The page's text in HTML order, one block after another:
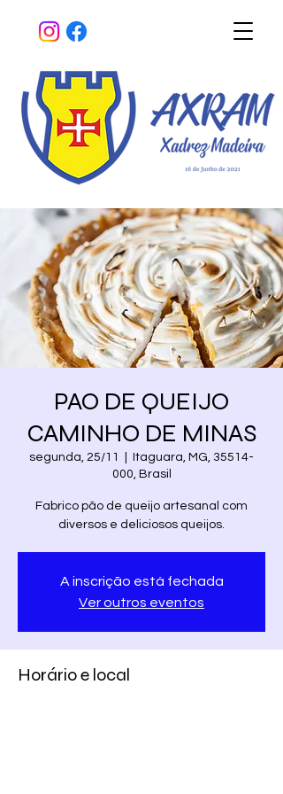
PAO DE QUEIJO
CAMINHO DE MINAS
segunda, 25/11
Itaguara, MG, 35514-
000, Brasil
Fabrico pão de queijo artesanal com
diversos e deliciosos queijos.
A inscrição está fechada
Ver outros eventos
Horário e local